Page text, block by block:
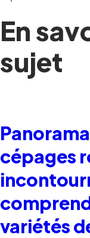
En
sujet
cépages
variétés